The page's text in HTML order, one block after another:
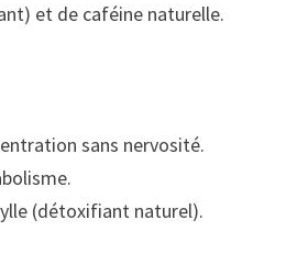
et de caféine naturelle.
sans nervosité.
(détoxifiant naturel).